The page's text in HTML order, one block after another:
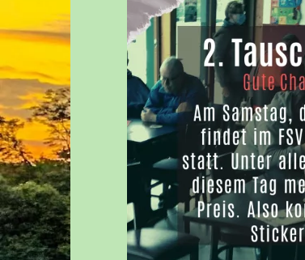
AI – JUNIOREN – U19
BI – JUNIOREN – U17
BII – JUNIOREN – U16
CI – JUNIOREN – U15
CII – JUNIOREN – U14
DI – JUNIOREN – U13
DII – JUNIOREN –
DIII – JUNIOREN – U13